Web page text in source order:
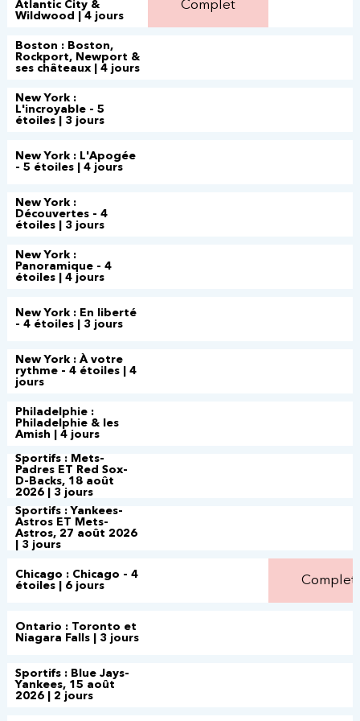
Atlantic City &
Wildwood | 4 jours
Boston : Boston,
Rockport, Newport &
ses châteaux | 4 jours
New York :
L'incroyable - 5
étoiles | 3 jours
New York : L'Apogée
- 5 étoiles | 4 jours
New York :
Découvertes - 4
étoiles | 3 jours
New York :
Panoramique - 4
étoiles | 4 jours
New York : En liberté
- 4 étoiles | 3 jours
New York : À votre
rythme - 4 étoiles | 4
jours
Philadelphie :
Philadelphie & les
Amish | 4 jours
Sportifs : Mets-
Padres ET Red Sox-
D-Backs, 18 août
2026 | 3 jours
Sportifs : Yankees-
Astros ET Mets-
Astros, 27 août 2026
| 3 jours
Chicago : Chicago - 4
étoiles | 6 jours
Ontario : Toronto et
Niagara Falls | 3 jours
Sportifs : Blue Jays-
Yankees, 15 août
2026 | 2 jours
Complet
Complet